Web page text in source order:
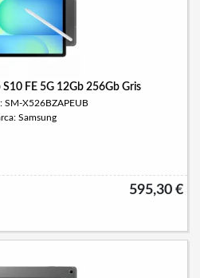
S10 FE 5G 12Gb 256Gb Gris
SM-X526BZAPEUB
Samsung
595,30 €